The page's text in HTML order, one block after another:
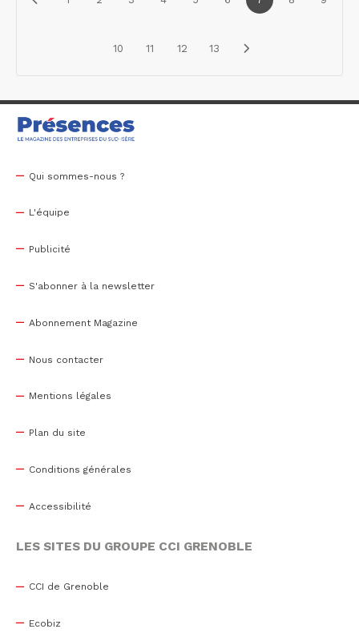
10 11 12 13
Qui sommes-nous ?
L'équipe
Publicité
S'abonner à la newsletter
Abonnement Magazine
Nous contacter
Mentions légales
Plan du site
Conditions générales
Accessibilité
LES SITES DU GROUPE CCI GRENOBLE
CCI de Grenoble
Ecobiz